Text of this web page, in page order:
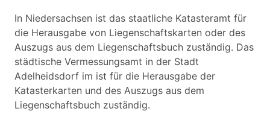
In Niedersachsen ist das staatliche Katasteramt für
die Herausgabe von Liegenschaftskarten oder des
Auszugs aus dem Liegenschaftsbuch zuständig. Das
städtische Vermessungsamt in der Stadt
Adelheidsdorf im ist für die Herausgabe der
Katasterkarten und des Auszugs aus dem
Liegenschaftsbuch zuständig.